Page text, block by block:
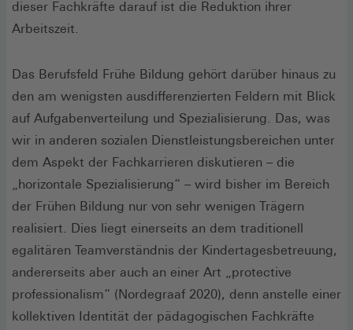
dieser Fachkräfte darauf ist die Reduktion ihrer
Arbeitszeit.
Das Berufsfeld Frühe Bildung gehört darüber hinaus zu
den am wenigsten ausdifferenzierten Feldern mit Blick
auf Aufgabenverteilung und Spezialisierung. Das, was
wir in anderen sozialen Dienstleistungsbereichen unter
dem Aspekt der Fachkarrieren diskutieren – die
„horizontale Spezialisierung“ – wird bisher im Bereich
der Frühen Bildung nur von sehr wenigen Trägern
realisiert. Dies liegt einerseits an dem traditionell
egalitären Teamverständnis der Kindertagesbetreuung,
andererseits aber auch an einer Art „protective
professionalism“ (Nordegraaf 2020), denn anstelle einer
kollektiven Identität der pädagogischen Fachkräfte